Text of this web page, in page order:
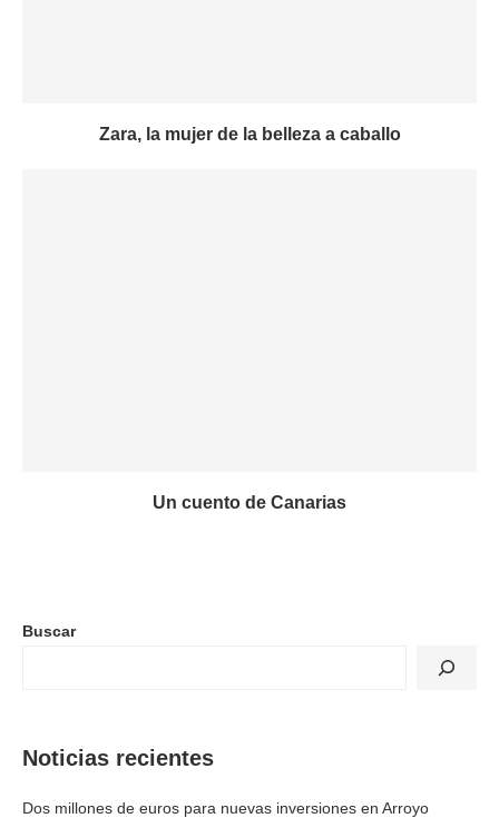
Zara, la mujer de la belleza a caballo
Un cuento de Canarias
Buscar
Noticias recientes
Dos millones de euros para nuevas inversiones en Arroyo